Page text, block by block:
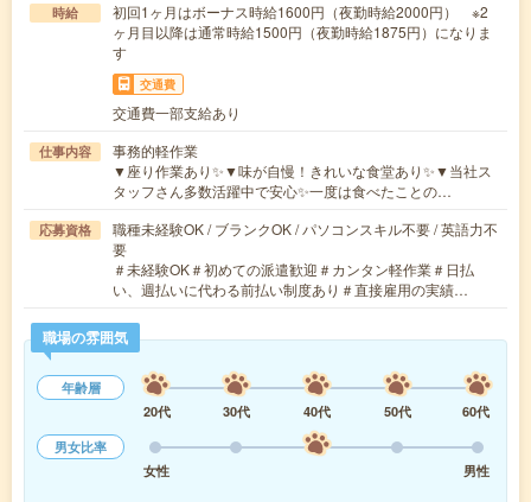
時給
初回1ヶ月はボーナス時給1600円（夜勤時給2000円） ※2
ヶ月目以降は通常時給1500円（夜勤時給1875円）になりま
す
交通費
交通費一部支給あり
仕事内容
事務的軽作業
▼座り作業あり✨▼味が自慢！きれいな食堂あり✨▼当社ス
タッフさん多数活躍中で安心✨一度は食べたことの…
応募資格
職種未経験OK / ブランクOK / パソコンスキル不要 / 英語力不
要
＃未経験OK＃初めての派遣歓迎＃カンタン軽作業＃日払
い、週払いに代わる前払い制度あり＃直接雇用の実績…
職場の雰囲気
年齢層
20代
30代 40代 50代
60代
男女比率
女性
男性